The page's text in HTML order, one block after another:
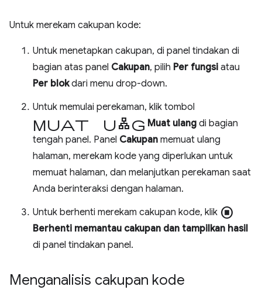
Untuk merekam cakupan kode:
Untuk menetapkan cakupan, di panel tindakan di
bagian atas panel Cakupan, pilih Per fungsi atau
Per blokdari menu drop-down.
Untuk memulai perekaman, klik tombol
muat ulang Muat ulang di bagian
tengah panel. Panel Cakupan memuat ulang
halaman, merekam kode yang diperlukan untuk
memuat halaman, dan melanjutkan perekaman saat
Anda berinteraksi dengan halaman.
Untuk berhenti merekam cakupan kode, klik stop_circle
Berhenti memantau cakupan dan tampilkan hasil
di panel tindakan panel.
Menganalisis cakupan kode